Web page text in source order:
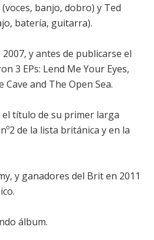
banjo, dobro) y Ted
batería, guitarra).
y antes de publicarse el
3 EPs: Lend Me Your Eyes,
and The Open Sea.
título de su primer larga
de la lista británica y en la
y ganadores del Brit en 2011
álbum.